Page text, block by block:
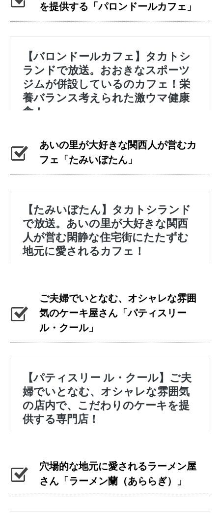
を提供する「パロンドールカフェ」
あいの里が大好きな関西人が営むカ
フェ「たみいぼたん」
ご夫婦でいとなむ、オシャレな雰囲
気のケーキ屋さん「パティスリー
ル・クール」
穴場的な地元に愛されるラーメン屋
さん「ラーメン蘭（あららぎ）」